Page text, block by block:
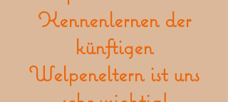
Kennenlernen der
künftigen
Welpeneltern ist uns